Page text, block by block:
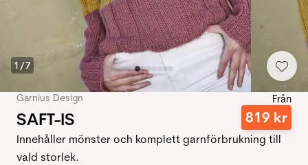
1 /7
Garnius Design
SAFT-IS
Från
819 kr
Innehåller mönster och komplett garnförbrukning till
vald storlek.